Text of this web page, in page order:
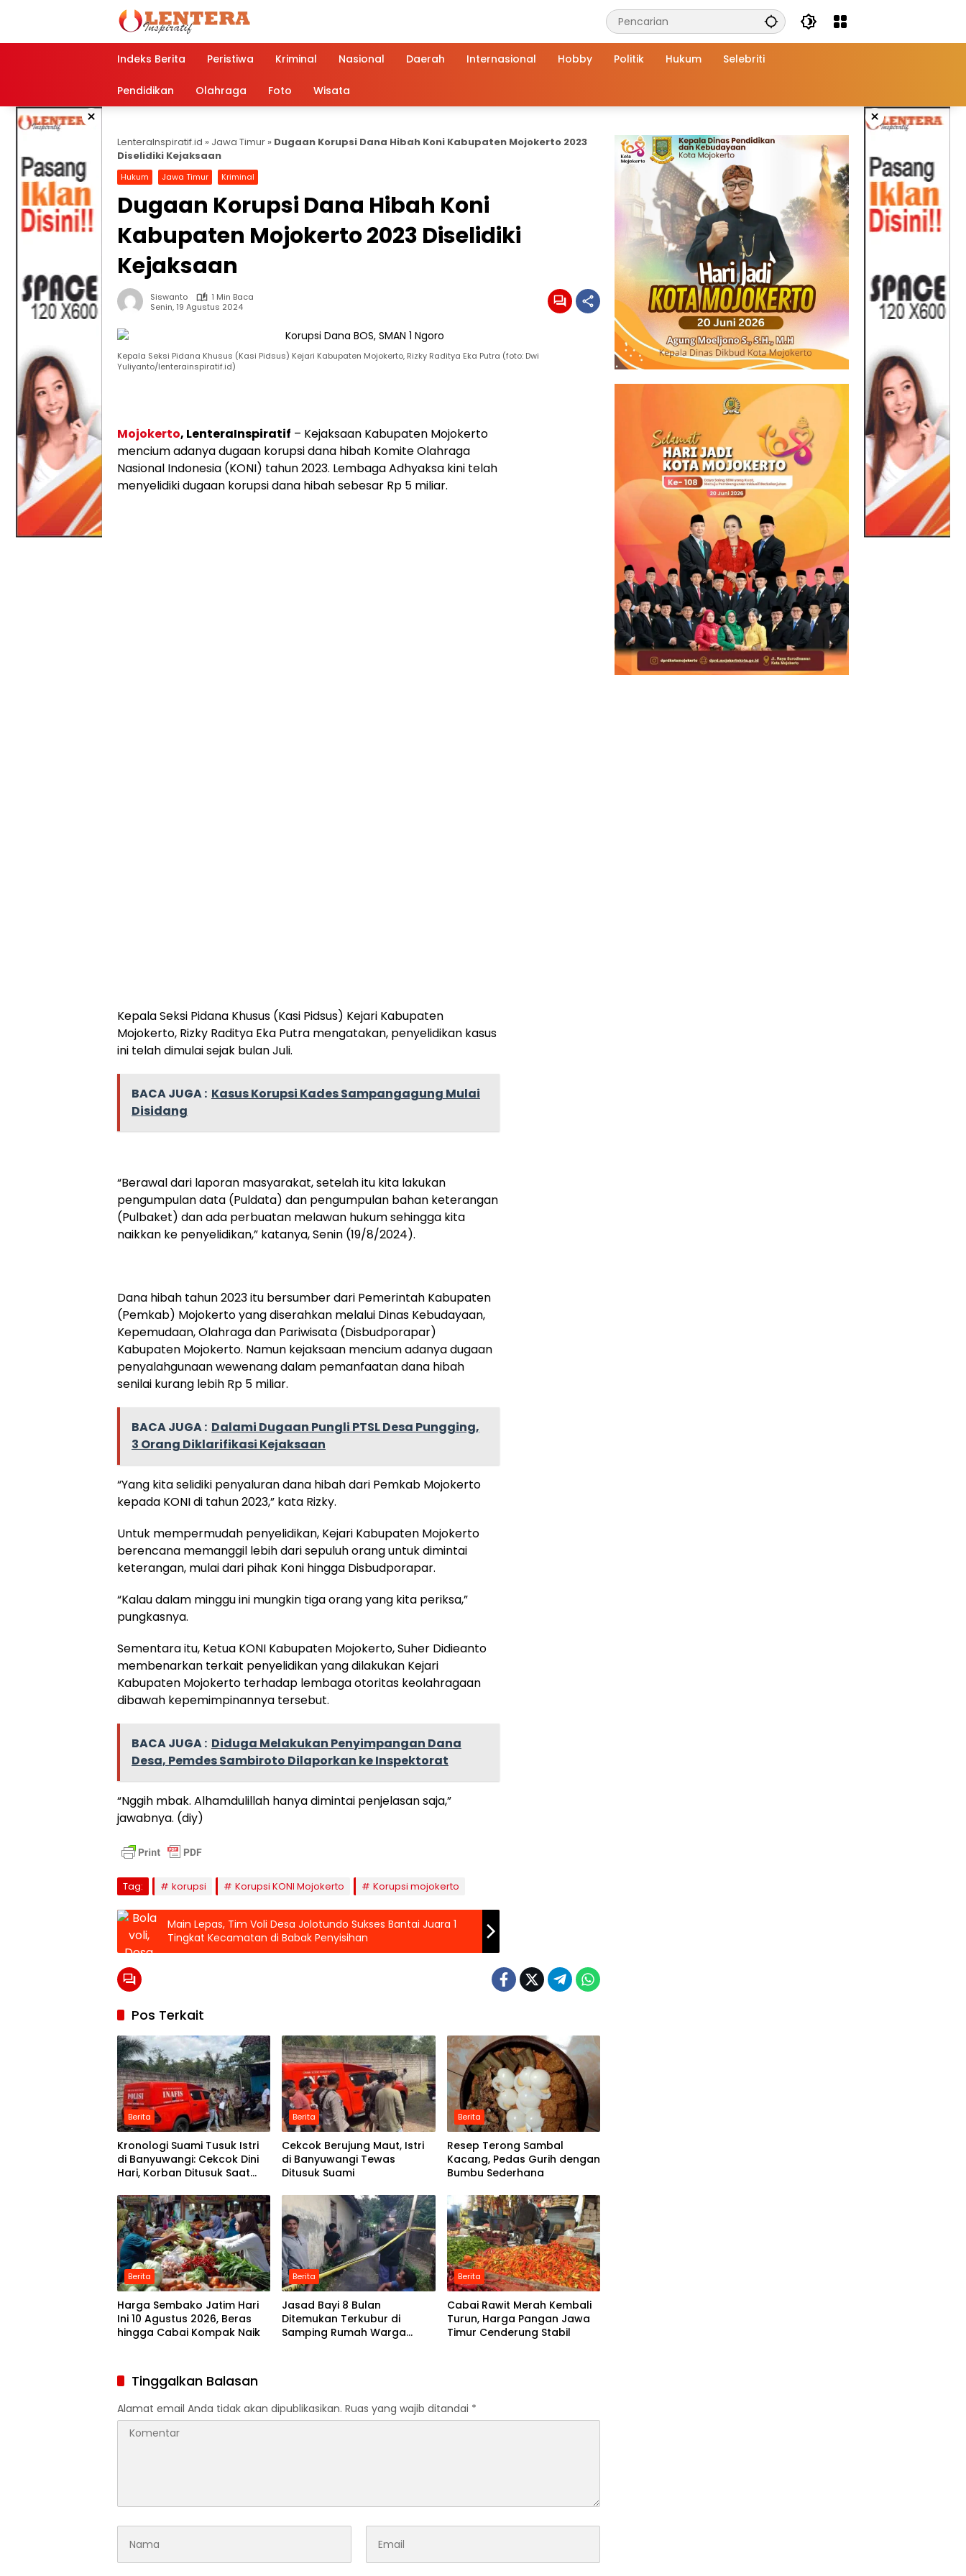
Indeks Berita
Peristiwa Kriminal Nasional Daerah Internasional Hobby Politik Hukum Selebriti
Pendidikan Olahraga Foto Wisata
× ×
LenteraInspiratif.id » Jawa Timur » Dugaan Korupsi Dana Hibah Koni Kabupaten Mojokerto 2023
Diselidiki Kejaksaan
Hukum Jawa Timur Kriminal
Dugaan Korupsi Dana Hibah Koni
Kabupaten Mojokerto 2023 Diselidiki
Kejaksaan
Siswanto
1 Min Baca
Senin, 19 Agustus 2024
Kepala Seksi Pidana Khusus (Kasi Pidsus) Kejari Kabupaten Mojokerto, Rizky Raditya Eka Putra (foto: Dwi
Yuliyanto/lenterainspiratif.id)
Mojokerto, LenteraInspiratif – Kejaksaan Kabupaten Mojokerto
mencium adanya dugaan korupsi dana hibah Komite Olahraga
Nasional Indonesia (KONI) tahun 2023. Lembaga Adhyaksa kini telah
menyelidiki dugaan korupsi dana hibah sebesar Rp 5 miliar.
Kepala Seksi Pidana Khusus (Kasi Pidsus) Kejari Kabupaten
Mojokerto, Rizky Raditya Eka Putra mengatakan, penyelidikan kasus
ini telah dimulai sejak bulan Juli.
BACA JUGA : Kasus Korupsi Kades Sampangagung Mulai
Disidang
“Berawal dari laporan masyarakat, setelah itu kita lakukan
pengumpulan data (Puldata) dan pengumpulan bahan keterangan
(Pulbaket) dan ada perbuatan melawan hukum sehingga kita
naikkan ke penyelidikan,” katanya, Senin (19/8/2024).
Dana hibah tahun 2023 itu bersumber dari Pemerintah Kabupaten
(Pemkab) Mojokerto yang diserahkan melalui Dinas Kebudayaan,
Kepemudaan, Olahraga dan Pariwisata (Disbudporapar)
Kabupaten Mojokerto. Namun kejaksaan mencium adanya dugaan
penyalahgunaan wewenang dalam pemanfaatan dana hibah
senilai kurang lebih Rp 5 miliar.
BACA JUGA : Dalami Dugaan Pungli PTSL Desa Pungging,
3 Orang Diklarifikasi Kejaksaan
“Yang kita selidiki penyaluran dana hibah dari Pemkab Mojokerto
kepada KONI di tahun 2023,” kata Rizky.
Untuk mempermudah penyelidikan, Kejari Kabupaten Mojokerto
berencana memanggil lebih dari sepuluh orang untuk dimintai
keterangan, mulai dari pihak Koni hingga Disbudporapar.
“Kalau dalam minggu ini mungkin tiga orang yang kita periksa,”
pungkasnya.
Sementara itu, Ketua KONI Kabupaten Mojokerto, Suher Didieanto
membenarkan terkait penyelidikan yang dilakukan Kejari
Kabupaten Mojokerto terhadap lembaga otoritas keolahragaan
dibawah kepemimpinannya tersebut.
BACA JUGA : Diduga Melakukan Penyimpangan Dana
Desa, Pemdes Sambiroto Dilaporkan ke Inspektorat
“Nggih mbak. Alhamdulillah hanya dimintai penjelasan saja,”
jawabnya. (diy)
Tag: korupsi Korupsi KONI Mojokerto Korupsi mojokerto
Main Lepas, Tim Voli Desa Jolotundo Sukses Bantai Juara 1
Tingkat Kecamatan di Babak Penyisihan
Pos Terkait
Berita
Kronologi Suami Tusuk Istri
di Banyuwangi: Cekcok Dini
Hari, Korban Ditusuk Saat
Berita
Cekcok Berujung Maut, Istri
di Banyuwangi Tewas
Ditusuk Suami
Berita
Resep Terong Sambal
Kacang, Pedas Gurih dengan
Bumbu Sederhana
Berita
Harga Sembako Jatim Hari
Ini 10 Agustus 2026, Beras
hingga Cabai Kompak Naik
Berita
Jasad Bayi 8 Bulan
Ditemukan Terkubur di
Samping Rumah Warga
Berita
Cabai Rawit Merah Kembali
Turun, Harga Pangan Jawa
Timur Cenderung Stabil
Tinggalkan Balasan
Alamat email Anda tidak akan dipublikasikan. Ruas yang wajib ditandai *